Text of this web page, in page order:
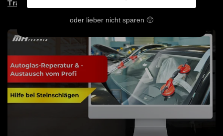
oder lieber nicht sparen 🙁
Traum Wirklichkeit werden zu lassen!